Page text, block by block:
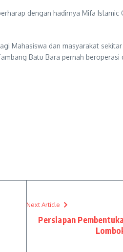
dengan hadirnya Mifa
Mahasiswa dan masyarakat
Batu Bara pernah beroperasi
Next Article
Persiapan